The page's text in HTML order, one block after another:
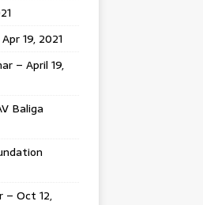
19, 2021
– April 19,
Baliga
– Oct 12,